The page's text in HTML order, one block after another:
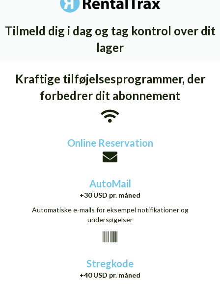
Tilmeld dig i dag og tag kontrol over dit
lager
Kraftige tilføjelsesprogrammer, der
forbedrer dit abonnement
Online Reservation
AutoMail
+30 USD pr. måned
Automatiske e-mails for eksempel notifikationer og
undersøgelser
Stregkode
+40 USD pr. måned